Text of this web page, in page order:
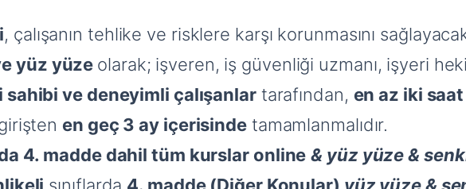
, çalışanın tehlike ve risklere karşı korunmasını
yüz yüze olarak; işveren, iş güvenliği uzmanı, işyeri
sahibi ve deneyimli çalışanlartarafından, en az iki saat
en geç 3 ay içerisindetamamlanmalıdır.
4. madde dahil tüm kurslar online & yüz yüze &